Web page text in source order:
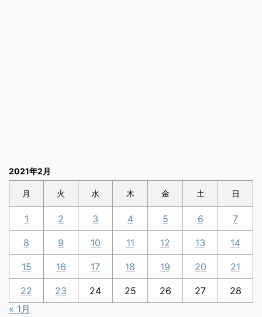
2021年2月
月 火 水 木 金 土 日
1 2 3 4 5 6 7
8 9 10 11 12 13 14
15 16 17 18 19 20 21
22 23 24 25 26 27
28
« 1月